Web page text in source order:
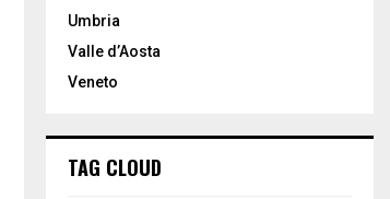
Umbria
Valle d’Aosta
Veneto
TAG CLOUD